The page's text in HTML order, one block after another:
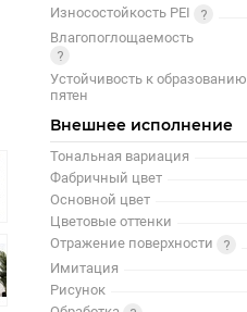
Износостойкость PEI
Влагопоглощаемость
Устойчивость к образованию
пятен
Внешнее исполнение
Тональная вариация
Фабричный цвет
Основной цвет
Цветовые оттенки
Отражение поверхности
Имитация
Рисунок